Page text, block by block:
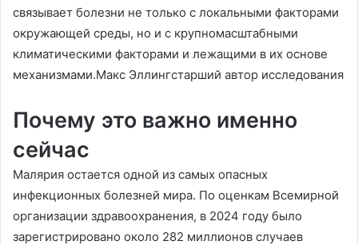
связывает болезни не только с локальными факторами
окружающей среды, но и с крупномасштабными
климатическими факторами и лежащими в их основе
механизмами.Макс Эллингстарший автор исследования
Почему это важно именно
сейчас
Малярия остается одной из самых опасных
инфекционных болезней мира. По оценкам Всемирной
организации здравоохранения, в 2024 году было
зарегистрировано около 282 миллионов случаев